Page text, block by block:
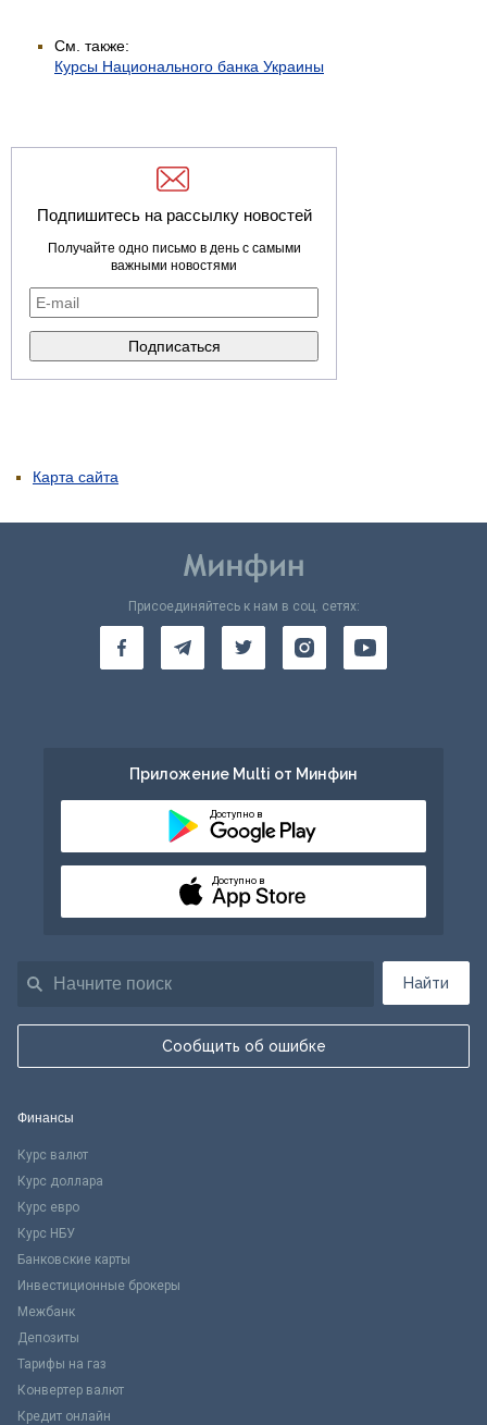
См. также:
Курсы Национального банка Украины
Подпишитесь на рассылку новостей
Получайте одно письмо в день с самыми
важными новостями
Карта сайта
Найти
Сообщить об ошибке
Присоединяйтесь к нам в соц. сетях:
Приложение Multi от Минфин
Доступно в
Доступно в
Финансы
Курс валют
Курс доллара
Курс евро
Курс НБУ
Банковские карты
Инвестиционные брокеры
Межбанк
Депозиты
Тарифы на газ
Конвертер валют
Кредит онлайн